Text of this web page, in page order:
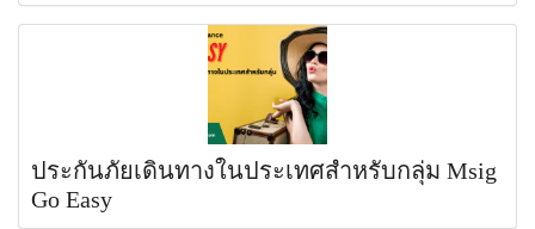
ประกันภัยเดินทางในประเทศสำหรับกลุ่ม Msig
Go Easy